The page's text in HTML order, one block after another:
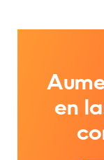
en